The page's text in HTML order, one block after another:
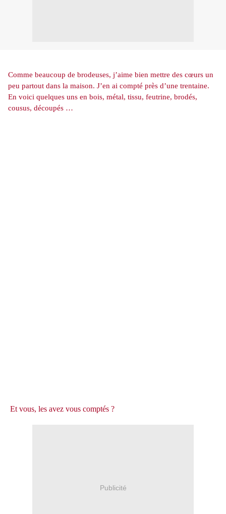
Comme beaucoup de brodeuses, j’aime bien mettre des cœurs un
peu partout dans la maison. J’en ai compté près d’une trentaine.
En voici quelques uns en bois, métal, tissu, feutrine, brodés,
cousus, découpés …
Et vous, les avez vous comptés ?
Publicité